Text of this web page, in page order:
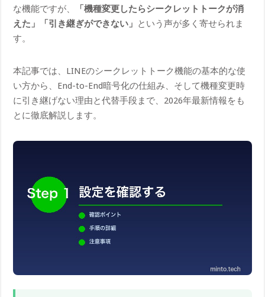
な機能ですが、
「機種変更したらシークレットトークが消
えた」「引き継ぎができない」 という声が多く寄せられま
す。
本記事では、LINEのシークレットトーク機能の基本的な使
い方から、End-to-End暗号化の仕組み、そして機種変更時
に引き継げない理由と代替手段まで、2026年最新情報をも
とに徹底解説します。